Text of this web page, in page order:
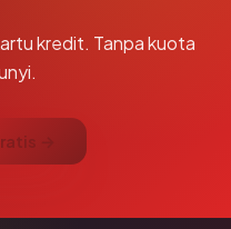
kredit. Tanpa kuota
→